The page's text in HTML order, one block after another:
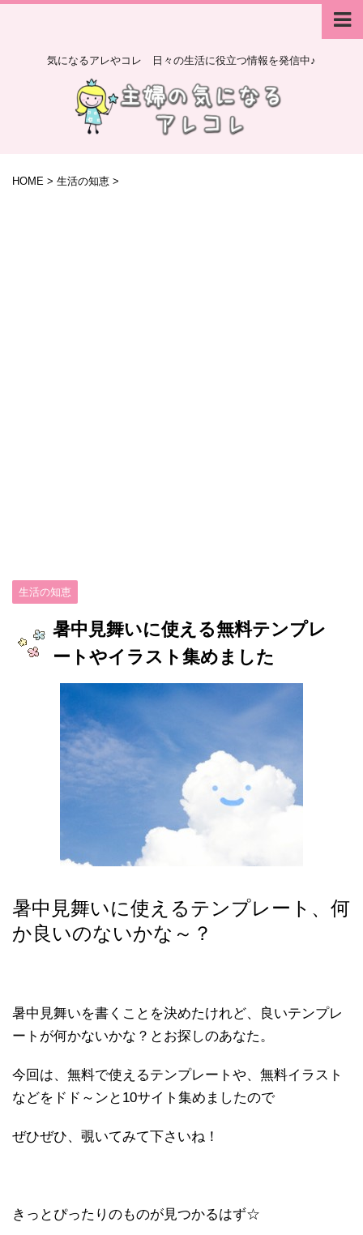
気になるアレやコレ 日々の生活に役立つ情報を発信中♪
HOME > 生活の知恵 >
生活の知恵
暑中見舞いに使える無料テンプレ
ートやイラスト集めました
暑中見舞いに使えるテンプレート、何
か良いのないかな～？
暑中見舞いを書くことを決めたけれど、良いテンプレ
ートが何かないかな？とお探しのあなた。
今回は、無料で使えるテンプレートや、無料イラスト
などをドド～ンと10サイト集めましたので
ぜひぜひ、覗いてみて下さいね！
きっとぴったりのものが見つかるはず☆